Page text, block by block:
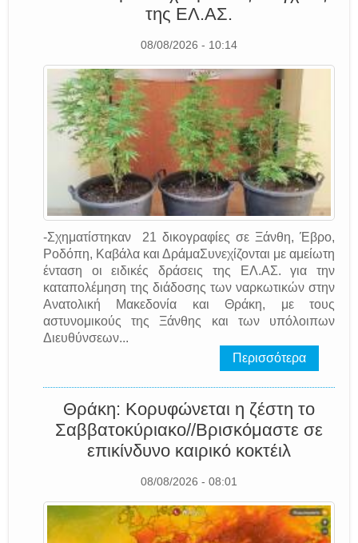
της EΛ.AΣ.
08/08/2026 - 10:14
-Σχηματίστηκαν 21 δικογραφίες σε Ξάνθη, Έβρο,
Ροδόπη, Καβάλα και ΔράμαΣυνεχίζονται με αμείωτη
ένταση οι ειδικές δράσεις της EΛ.AΣ. για την
καταπολέμηση της διάδοσης των ναρκωτικών στην
Ανατολική Μακεδονία και Θράκη, με τους
αστυνομικούς της Ξάνθης και των υπόλοιπων
Διευθύνσεων...
Περισσότερα
Θράκη: Κορυφώνεται η ζέστη το
Σαββατοκύριακο//Βρισκόμαστε σε
επικίνδυνο καιρικό κοκτέιλ
08/08/2026 - 08:01